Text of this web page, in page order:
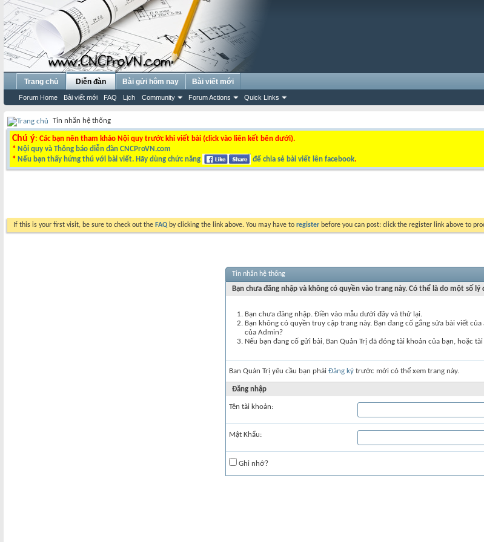
Trang chủ Diễn đàn
Forum Home Bài viết mới FAQ Lịch Community Forum Actions Quick Links
Bài gửi hôm nay Bài viết mới
Tin nhắn hệ thống
Chú ý: Các bạn nên tham khảo Nội quy trước khi viết bài (click vào liên kết bên dưới).
* Nội quy và Thông báo diễn đàn CNCProVN.com
* Nếu bạn thấy hứng thú với bài viết. Hãy dùng chức năng để chia sẻ bài viết lên facebook.
If this is your first visit, be sure to check out the FAQ by clicking the link above. You may have to register before you can post: click the register link above to
Tin nhắn hệ thống
Bạn chưa đăng nhập và không có quyền vào trang này. Có thể là do một số lý
Bạn chưa đăng nhập. Điền vào mẫu dưới đây và thử lại.
Bạn không có quyền truy cập trang này. Bạn đang cố gắng sửa bài viết
của Admin?
Nếu bạn đang cố gửi bài, Ban Quản Trị đã đóng tài khoản của bạn, hoặc
Ban Quản Trị yêu cầu bạn phải Đăng ký trước mới có thể xem trang này.
Đăng nhập
Tên tài khoản:
Mật Khẩu:
Ghi nhớ?